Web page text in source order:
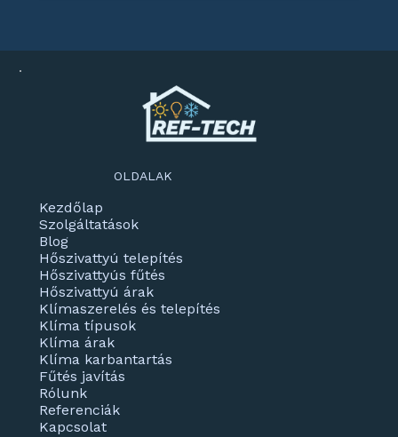
OLDALAK
Kezdőlap
Szolgáltatások
Blog
Hőszivattyú telepítés
Hőszivattyús fűtés
Hőszivattyú árak
Klímaszerelés és telepítés
Klíma típusok
Klíma árak
Klíma karbantartás
Fűtés javítás
Rólunk
Referenciák
Kapcsolat